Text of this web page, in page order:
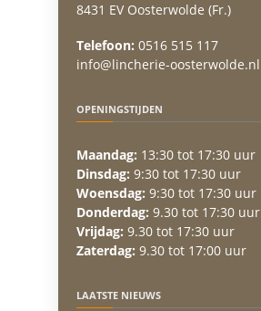
8431 EV Oosterwolde (Fr.)
Telefoon: 0516 515 117
info@lincherie-oosterwolde.nl
OPENINGSTIJDEN
Maandag: 13:30 tot 17:30 uur
Dinsdag: 9:30 tot 17:30 uur
Woensdag: 9:30 tot 17:30 uur
Donderdag: 9.30 tot 17:30 uur
Vrijdag: 9.30 tot 17:30 uur
Zaterdag: 9.30 tot 17:00 uur
LAATSTE NIEUWS